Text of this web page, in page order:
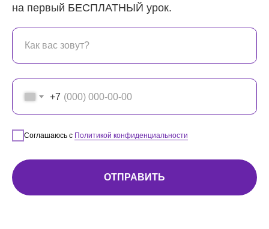
на первый БЕСПЛАТНЫЙ урок.
+7
Соглашаюсь с Политикой конфиденциальности
ОТПРАВИТЬ